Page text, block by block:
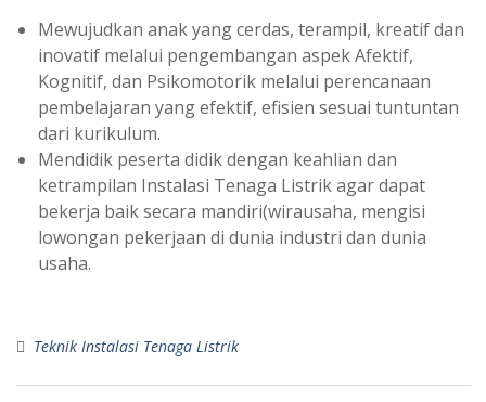
Mewujudkan anak yang cerdas, terampil, kreatif dan
inovatif melalui pengembangan aspek Afektif,
Kognitif, dan Psikomotorik melalui perencanaan
pembelajaran yang efektif, efisien sesuai tuntuntan
dari kurikulum.
Mendidik peserta didik dengan keahlian dan
ketrampilan Instalasi Tenaga Listrik agar dapat
bekerja baik secara mandiri(wirausaha, mengisi
lowongan pekerjaan di dunia industri dan dunia
usaha.
Teknik Instalasi Tenaga Listrik